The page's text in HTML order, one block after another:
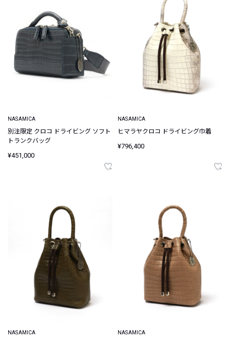
NASAMICA
別注限定 クロコ ドライビング ソフト
トランクバッグ
¥451,000
NASAMICA
ヒマラヤクロコ ドライビング巾着
¥796,400
NASAMICA NASAMICA